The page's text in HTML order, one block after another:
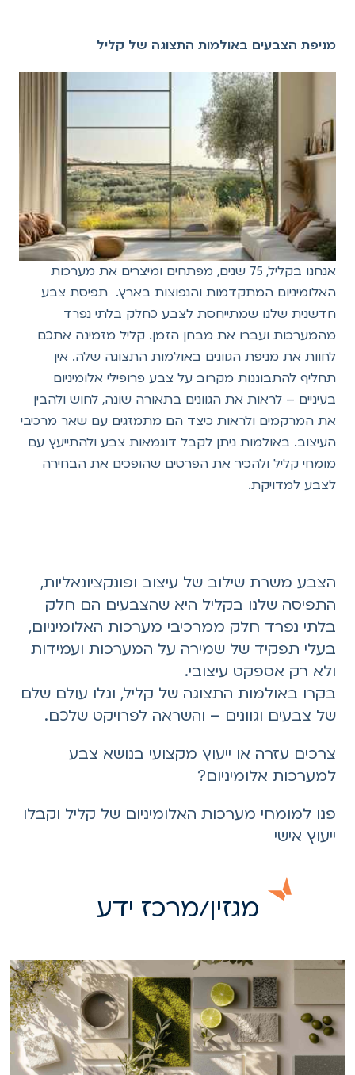
מניפת הצבעים באולמות התצוגה של קליל
אנחנו בקליל, 75 שנים, מפתחים ומיצרים את מערכות
האלומיניום המתקדמות והנפוצות בארץ. תפיסת צבע
חדשנית שלנו שמתייחסת לצבע כחלק בלתי נפרד
מהמערכות ועברו את מבחן הזמן. קליל מזמינה אתכם
לחוות את מניפת הגוונים באולמות התצוגה שלה. אין
תחליף להתבוננות מקרוב על צבע פרופילי אלומיניום
בעיניים – לראות את הגוונים בתאורה שונה, לחוש ולהבין
את המרקמים ולראות כיצד הם מתמזגים עם שאר מרכיבי
העיצוב. באולמות ניתן לקבל דוגמאות צבע ולהתייעץ עם
מומחי קליל ולהכיר את הפרטים שהופכים את הבחירה
לצבע למדויקת.
הצבע משרת שילוב של עיצוב ופונקציונאליות,
התפיסה שלנו בקליל היא שהצבעים הם חלק
בלתי נפרד חלק ממרכיבי מערכות האלומיניום,
בעלי תפקיד של שמירה על המערכות ועמידות
ולא רק אספקט עיצובי.
בקרו באולמות התצוגה של קליל, וגלו עולם שלם
של צבעים וגוונים – והשראה לפרויקט שלכם.
צרכים עזרה או ייעוץ מקצועי בנושאצבע
מערכות אלומיניום?
פנו למומחי מערכות האלומיניום של קליל וקבלו
ייעוץ אישי
מגזין/מרכז ידע